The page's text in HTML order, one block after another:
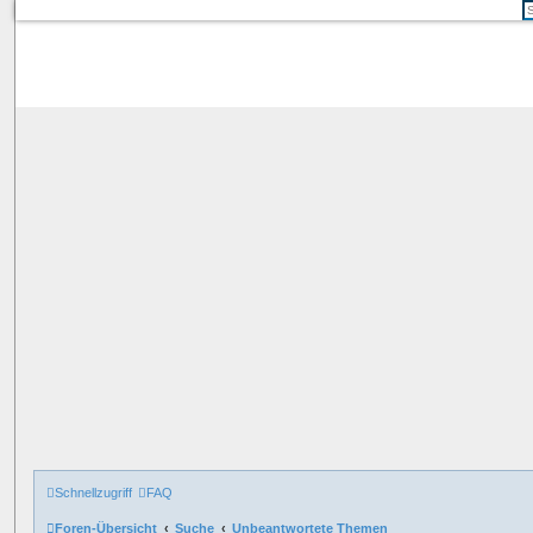
Schnellzugriff FAQ
Foren-Übersicht Suche Unbeantwortete Themen